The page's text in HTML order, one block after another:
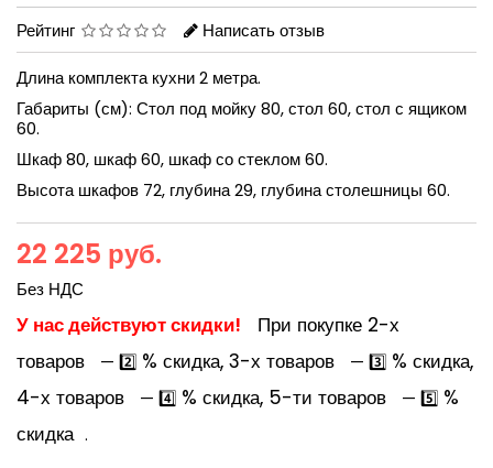
Рейтинг Написать отзыв
Длина комплекта кухни 2 метра.
Габариты (см): Стол под мойку 80, стол 60, стол с ящиком
60.
Шкаф 80, шкаф 60, шкаф со стеклом 60.
Высота шкафов 72, глубина 29, глубина столешницы 60.
22 225 руб.
Без НДС
У нас действуют скидки!
При покупке 2-х
товаров
— 2️⃣ % скидка, 3-х товаров — 3️⃣ % скидка,
4-х товаров
— 4️⃣ % скидка, 5-ти товаров — 5️⃣ %
скидка .